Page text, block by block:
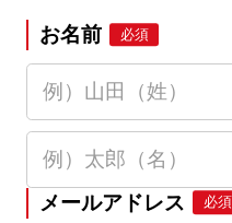
お名前 必須
メールアドレス 必須